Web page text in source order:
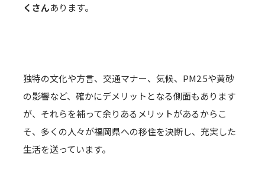
くさんあります。
独特の文化や方言、交通マナー、気候、PM2.5や黄砂
の影響など、確かにデメリットとなる側面もあります
が、それらを補って余りあるメリットがあるからこ
そ、多くの人々が福岡県への移住を決断し、充実した
生活を送っています。